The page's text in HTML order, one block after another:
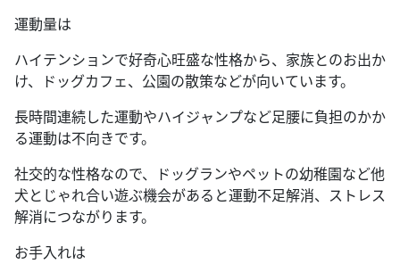
運動量は
ハイテンションで好奇心旺盛な性格から、家族とのお出か
け、ドッグカフェ、公園の散策などが向いています。
長時間連続した運動やハイジャンプなど足腰に負担のかか
る運動は不向きです。
社交的な性格なので、ドッグランやペットの幼稚園など他
犬とじゃれ合い遊ぶ機会があると運動不足解消、ストレス
解消につながります。
お手入れは